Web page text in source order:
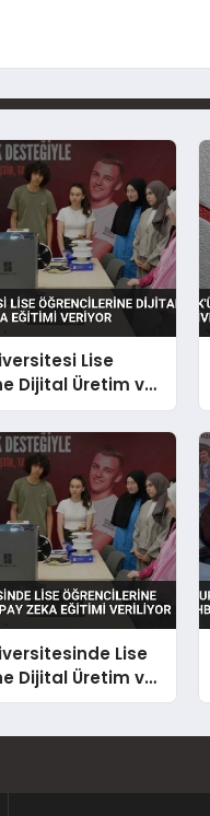
Lise
Dijital Üretim ve
Veriyor
Lise
Dijital Üretim ve
Veriliyor